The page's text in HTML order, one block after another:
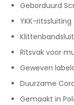
Geborduurd
YKK-ritssluiting
Ritsvak voor
Geweven
Duurzame
Gemaakt in